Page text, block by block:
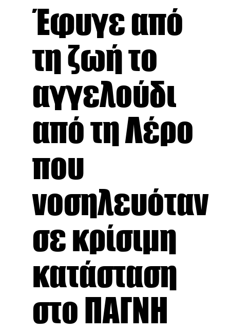
Έφυγε από
τη ζωή το
αγγελούδι
από τη Λέρο
που
νοσηλευόταν
σε κρίσιμη
κατάσταση
στο ΠΑΓΝΗ